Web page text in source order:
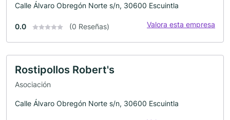
Calle Álvaro Obregón Norte s/n, 30600 Escuintla
0.0 (0 Reseñas) Valora esta empresa
Rostipollos Robert's
Asociación
Calle Álvaro Obregón Norte s/n, 30600 Escuintla